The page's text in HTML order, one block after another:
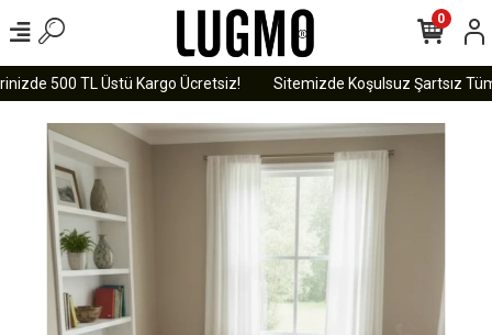
500 TL Üstü Kargo Ücretsiz! Sitemizde Koşulsuz Şartsız Tüm
0